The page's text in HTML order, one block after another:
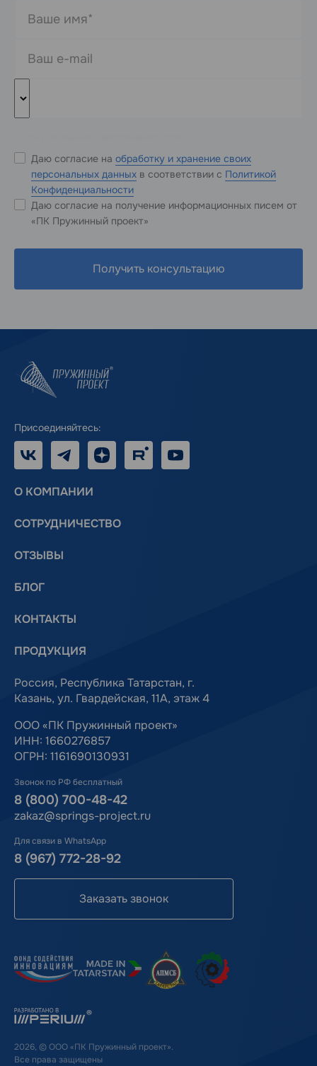
Даю согласие на обработку и хранение своих
персональных данных в соответствии с Политикой
Конфиденциальности
Даю согласие на получение информационных писем от
«ПК Пружинный проект»
Получить консультацию
Присоединяйтесь:
Telegram Дзен RUTUBE
О КОМПАНИИ
СОТРУДНИЧЕСТВО
ОТЗЫВЫ
БЛОГ
КОНТАКТЫ
ПРОДУКЦИЯ
Россия, Республика Татарстан, г.
Казань, ул. Гвардейская, 11А, этаж 4
ООО «ПК Пружинный проект»
ИНН: 1660276857
ОГРН: 1161690130931
Звонок по РФ бесплатный
8 (800) 700-48-42
zakaz@springs-project.ru
Для связи в WhatsApp
8 (967) 772-28-92
Заказать звонок
2026, © ООО «ПК Пружинный проект».
Все права защищены